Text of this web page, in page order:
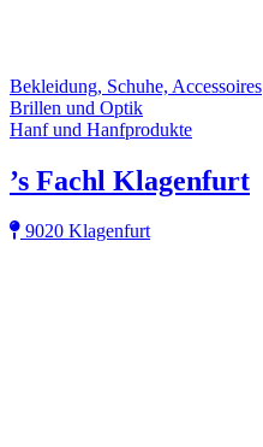
Bekleidung, Schuhe, Accessoires
Brillen und Optik
Hanf und Hanfprodukte
’s Fachl Klagenfurt
9020 Klagenfurt